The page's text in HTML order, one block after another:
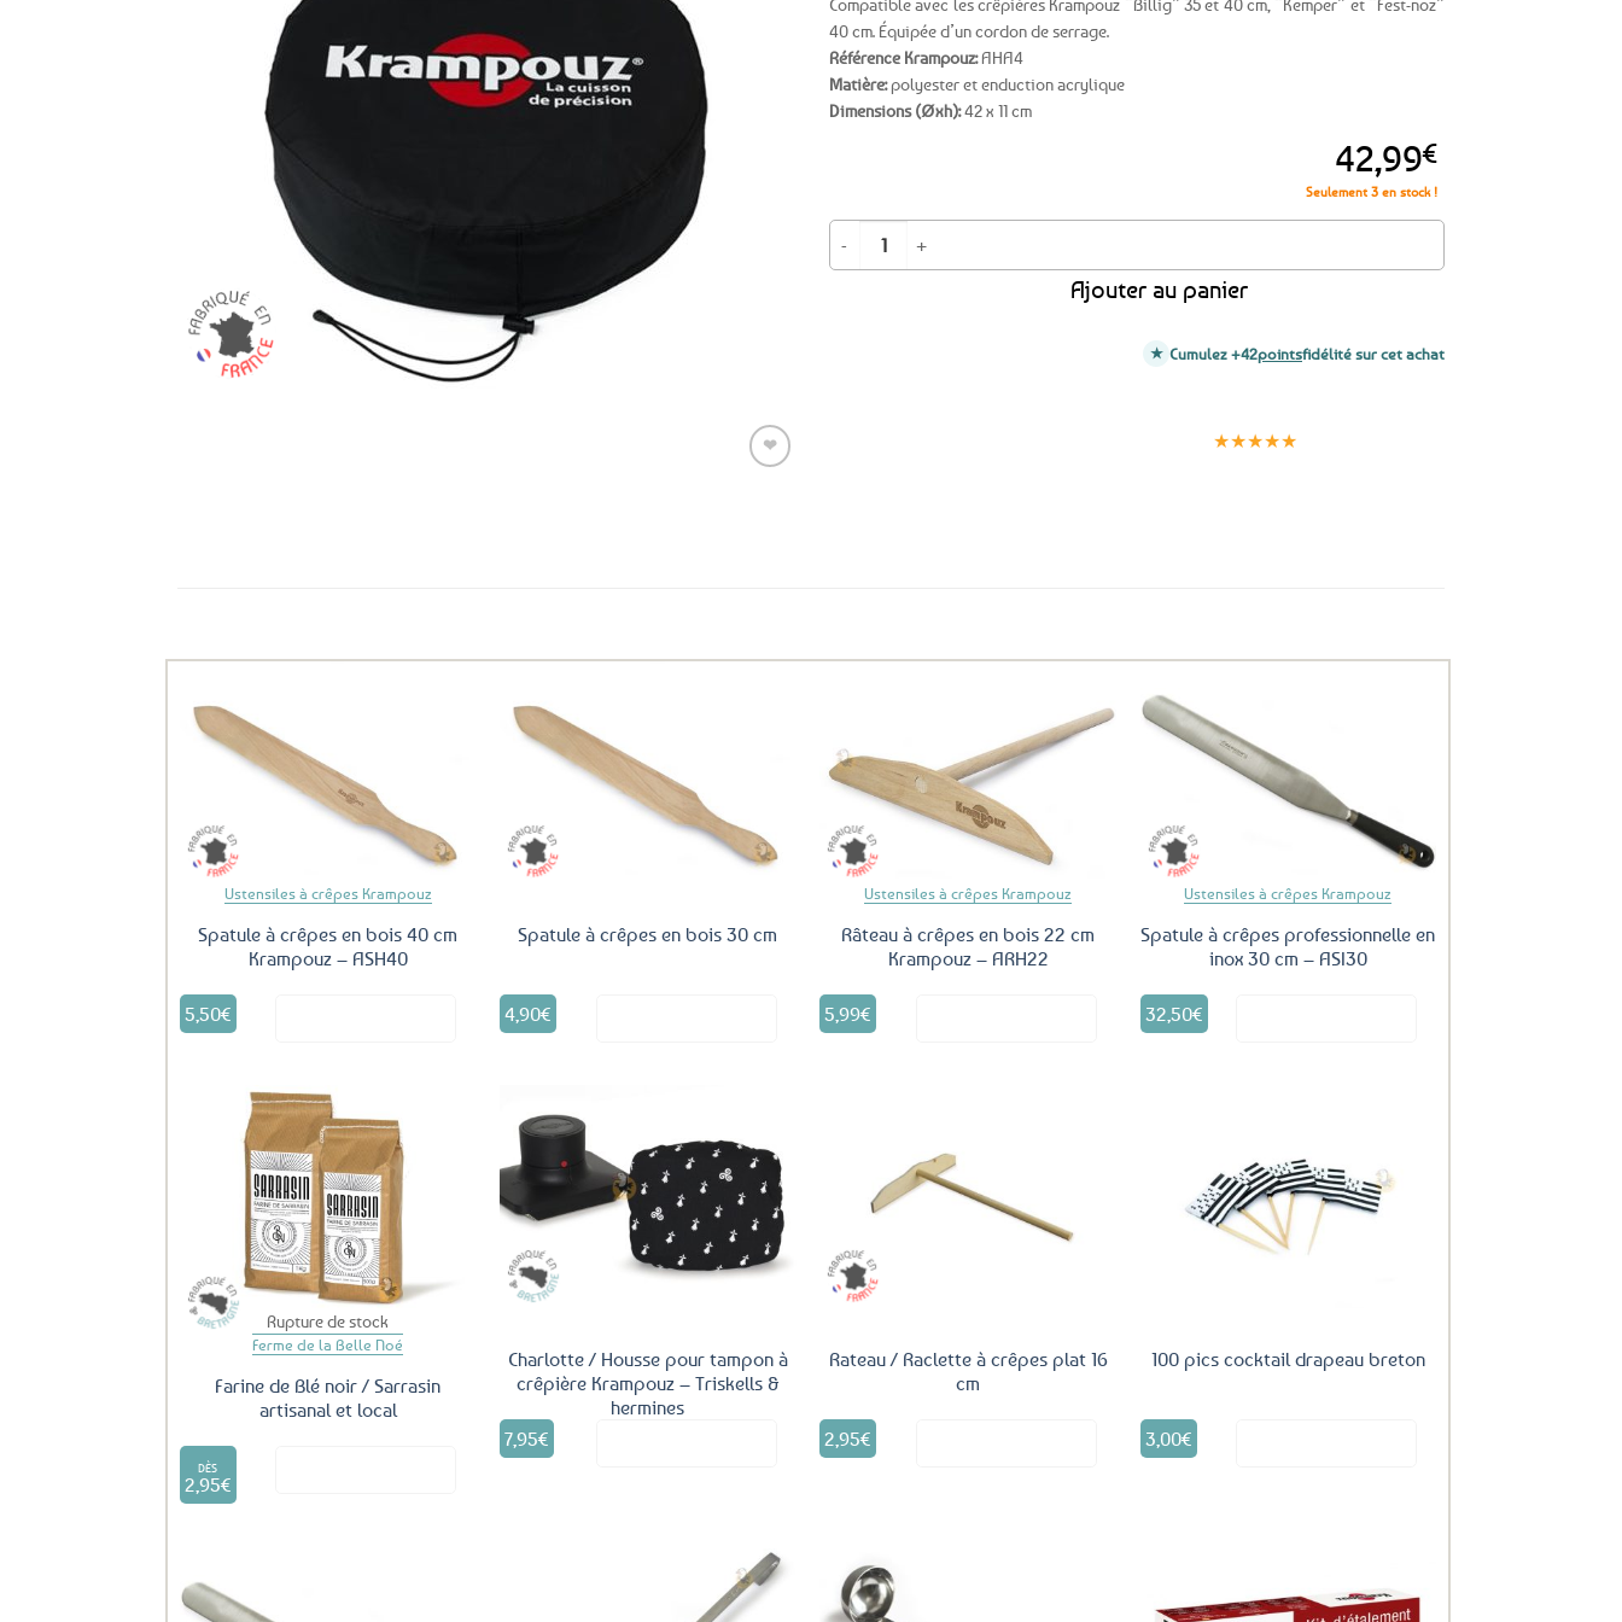
❤
Compatible avec les crêpières Krampouz “Billig” 35 et 40 cm, “Kemper” et “Fest-noz”
40 cm. Équipée d’un cordon de serrage.
Référence Krampouz:AHA4
Matière:polyester et enduction acrylique
Dimensions (Øxh):42 x 11 cm
42,99€
Seulement 3 en stock !
quantité de Housse de rangement pour crêpière bilig Krampouz - AHA4
Ajouter au panier
Cumulez +42pointsfidélité sur cet achat
★★★★★
Ustensiles à crêpes Krampouz
Spatule à crêpes en bois 40 cm
Krampouz – ASH40
5,50€
Spatule à crêpes en bois 30 cm
4,90€
Ustensiles à crêpes Krampouz
Râteau à crêpes en bois 22 cm
Krampouz – ARH22
5,99€
Ustensiles à crêpes Krampouz
Spatule à crêpes professionnelle en
inox 30 cm – ASI30
32,50€
Rupture de stock
Ferme de la Belle Noé
Farine de Blé noir / Sarrasin
artisanal et local
DÈS
2,95€
Ce
peuvent
Ajouter
aux
favoris
Charlotte / Housse pour tampon à
crêpière Krampouz – Triskells &
hermines
7,95€
Rateau / Raclette à crêpes plat 16
cm
2,95€
Ajouter
aux
100 pics cocktail drapeau breton
3,00€